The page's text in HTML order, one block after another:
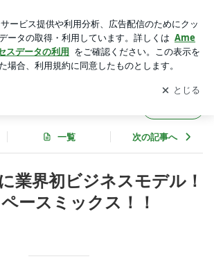
ペースミックス店長のブログ
ドして ブログの更新通知
を受け取りまし
開く
一覧 次の記事へ
業界初ビジネスモデル！
ースミックス！！